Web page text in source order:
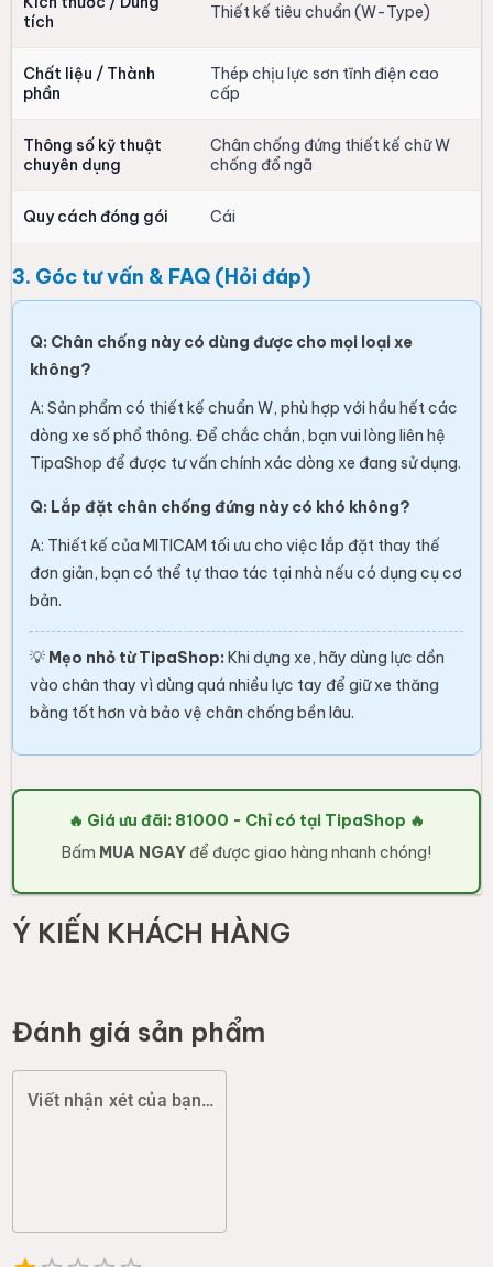
tích
Thiết kế tiêu chuẩn (W-Type)
Chất liệu / Thành
phần
Thép chịu lực sơn tĩnh điện cao
cấp
Thông số kỹ thuật
chuyên dụng
Chân chống đứng thiết kế chữ W
chống đổ ngã
Quy cách đóng gói Cái
3. Góc tư vấn & FAQ (Hỏi đáp)
Q: Chân chống này có dùng được cho mọi loại xe
không?
A: Sản phẩm có thiết kế chuẩn W, phù hợp với hầu hết các
dòng xe số phổ thông. Để chắc chắn, bạn vui lòng liên hệ
TipaShop để được tư vấn chính xác dòng xe đang sử dụng.
Q: Lắp đặt chân chống đứng này có khó không?
A: Thiết kế của MITICAM tối ưu cho việc lắp đặt thay thế
đơn giản, bạn có thể tự thao tác tại nhà nếu có dụng cụ cơ
bản.
💡 Mẹo nhỏ từ TipaShop: Khi dựng xe, hãy dùng lực dồn
vào chân thay vì dùng quá nhiều lực tay để giữ xe thăng
bằng tốt hơn và bảo vệ chân chống bền lâu.
🔥 Giá ưu đãi: 81000 - Chỉ có tại TipaShop 🔥
Bấm MUA NGAY để được giao hàng nhanh chóng!
Ý KIẾN KHÁCH HÀNG
Đánh giá sản phẩm
Viết nhận xét của bạn (chất lượng, đóng gói, giao hàng...)